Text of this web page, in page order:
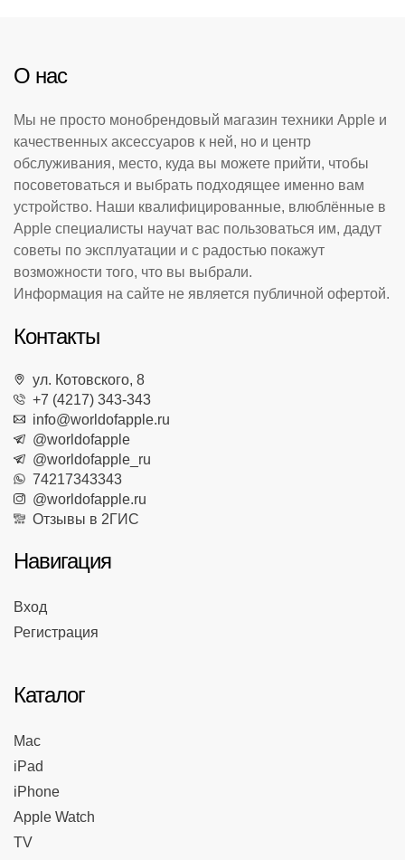
О нас
Мы не просто монобрендовый магазин техники Apple и
качественных аксессуаров к ней, но и центр
обслуживания, место, куда вы можете прийти, чтобы
посоветоваться и выбрать подходящее именно вам
устройство. Наши квалифицированные, влюблённые в
Apple специалисты научат вас пользоваться им, дадут
советы по эксплуатации и с радостью покажут
возможности того, что вы выбрали.
Информация на сайте не является публичной офертой.
Контакты
ул. Котовского, 8
+7 (4217) 343-343
info@worldofapple.ru
@worldofapple
@worldofapple_ru
74217343343
@worldofapple.ru
Отзывы в 2ГИС
Навигация
Вход
Регистрация
Каталог
Mac
iPad
iPhone
Apple Watch
TV